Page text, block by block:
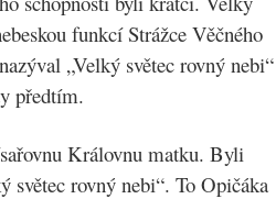
funkcí Strážce Věčného
„Velký světec rovný nebi“
předtím.
Královnu matku. Byli
světec rovný nebi“. To Opičáka